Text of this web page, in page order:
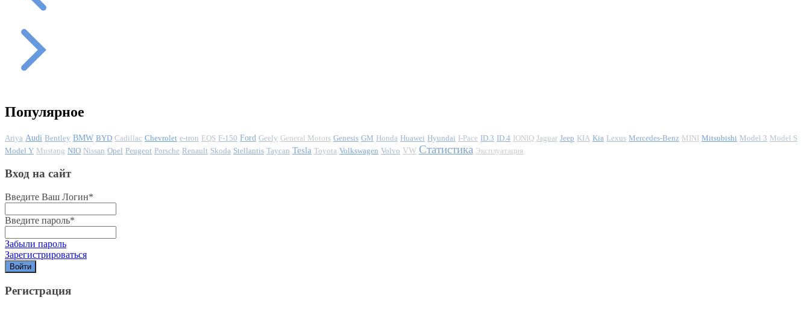
Популярное
Ariya Audi Bentley BMW BYD Cadillac Chevrolet e-tron EQS F-150 Ford Geely General Motors Genesis GM Honda Huawei Hyundai I-Pace ID.3 ID.4 IONIQ Jaguar Jeep KIA Kia Lexus Mercedes-Benz MINI Mitsubishi Model 3 Model S
Model Y Mustang NIO Nissan Opel Peugeot Porsche Renault Skoda Stellantis Taycan Tesla Toyota Volkswagen Volvo VW Статистика Эксплуатация
Вход на сайт
Введите Ваш Логин*
Введите пароль*
Забыли пароль
Зарегистрироваться
Регистрация